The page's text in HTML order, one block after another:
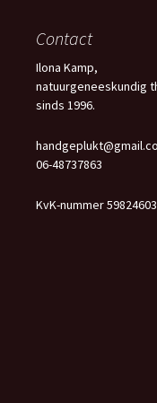
Contact
Ilona Kamp,
natuurgeneeskundig
sinds 1996.
06-48737863
KvK-nummer 59824603